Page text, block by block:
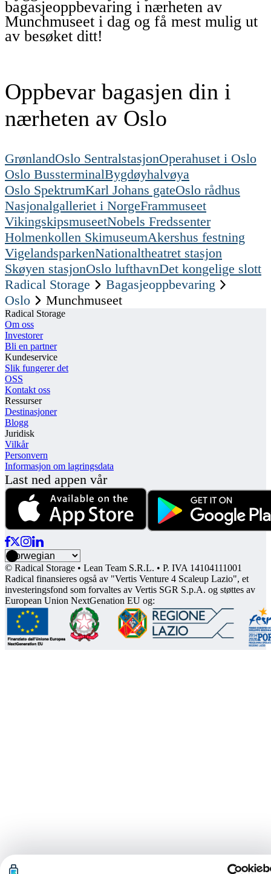
bagasjeoppbevaring i nærheten av
Munchmuseet i dag og få mest mulig ut
av besøket ditt!
Oppbevar bagasjen din i
nærheten av Oslo
GrønlandOslo SentralstasjonOperahuset i Oslo
Oslo BussterminalBygdøyhalvøya
Oslo SpektrumKarl Johans gateOslo rådhus
Nasjonalgalleriet i NorgeFrammuseet
VikingskipsmuseetNobels Fredssenter
Holmenkollen SkimuseumAkershus festning
VigelandsparkenNationaltheatret stasjon
Skøyen stasjonOslo lufthavnDet kongelige slott
Radical Storage
Bagasjeoppbevaring
Oslo
Munchmuseet
Radical Storage
Om oss
Investorer
Bli en partner
Kundeservice
Slik fungerer det
OSS
Kontakt oss
Ressurser
Destinasjoner
Blogg
Juridisk
Vilkår
Personvern
Informasjon om lagringsdata
Last ned appen vår
© Radical Storage • Lean Team S.R.L. • P. IVA 14104111001
Radical finansieres også av "Vertis Venture 4 Scaleup Lazio", et
investeringsfond som forvaltes av Vertis SGR S.p.A. og støttes av
European Union NextGenation EU og: